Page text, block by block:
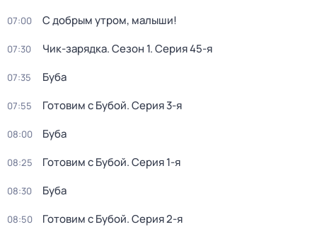
07:00 С добрым утром, малыши!
07:30 Чик-зарядка. Сезон 1. Серия 45-я
07:35 Буба
07:55 Готовим с Бубой. Серия 3-я
08:00 Буба
08:25 Готовим с Бубой. Серия 1-я
08:30 Буба
08:50 Готовим с Бубой. Серия 2-я